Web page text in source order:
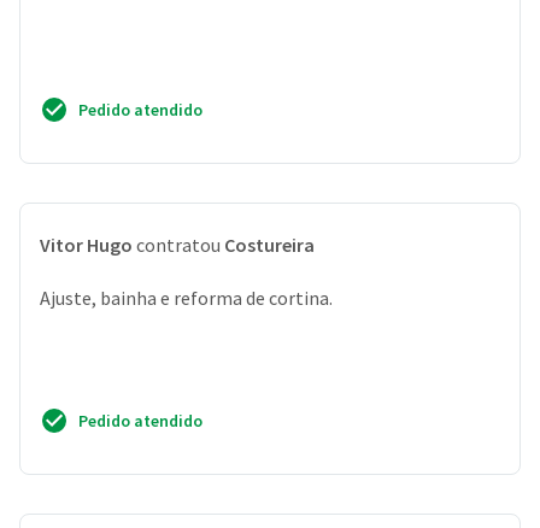
Pedido atendido
Vitor Hugo contratou Costureira
Ajuste, bainha e reforma de cortina.
Pedido atendido